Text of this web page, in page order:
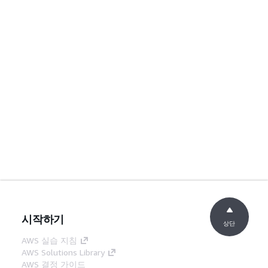
시작하기
AWS 실습 지침
AWS Solutions Library
AWS 결정 가이드
상단